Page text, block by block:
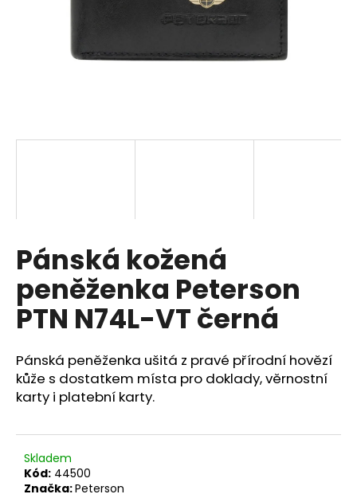
Pánská kožená
peněženka Peterson
PTN N74L-VT černá
Pánská peněženka ušitá z pravé přírodní hovězí
kůže s dostatkem místa pro doklady, věrnostní
karty i platební karty.
Skladem
Kód: 44500
Značka:Peterson
D
o
p
o
r
č
u
j
m